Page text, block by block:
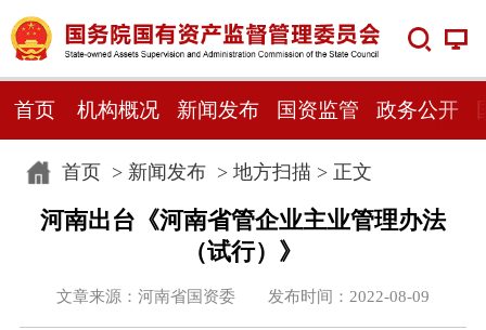
首页 机构概况 新闻发布 国资监管 政务公开
首页> 新闻发布> 地方扫描 > 正文
河南出台《河南省管企业主业管理办法
（试行）》
文章来源：河南省国资委 发布时间：2022-08-09